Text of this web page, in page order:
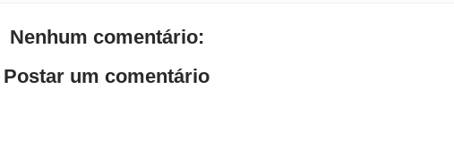
Nenhum comentário:
Postar um comentário